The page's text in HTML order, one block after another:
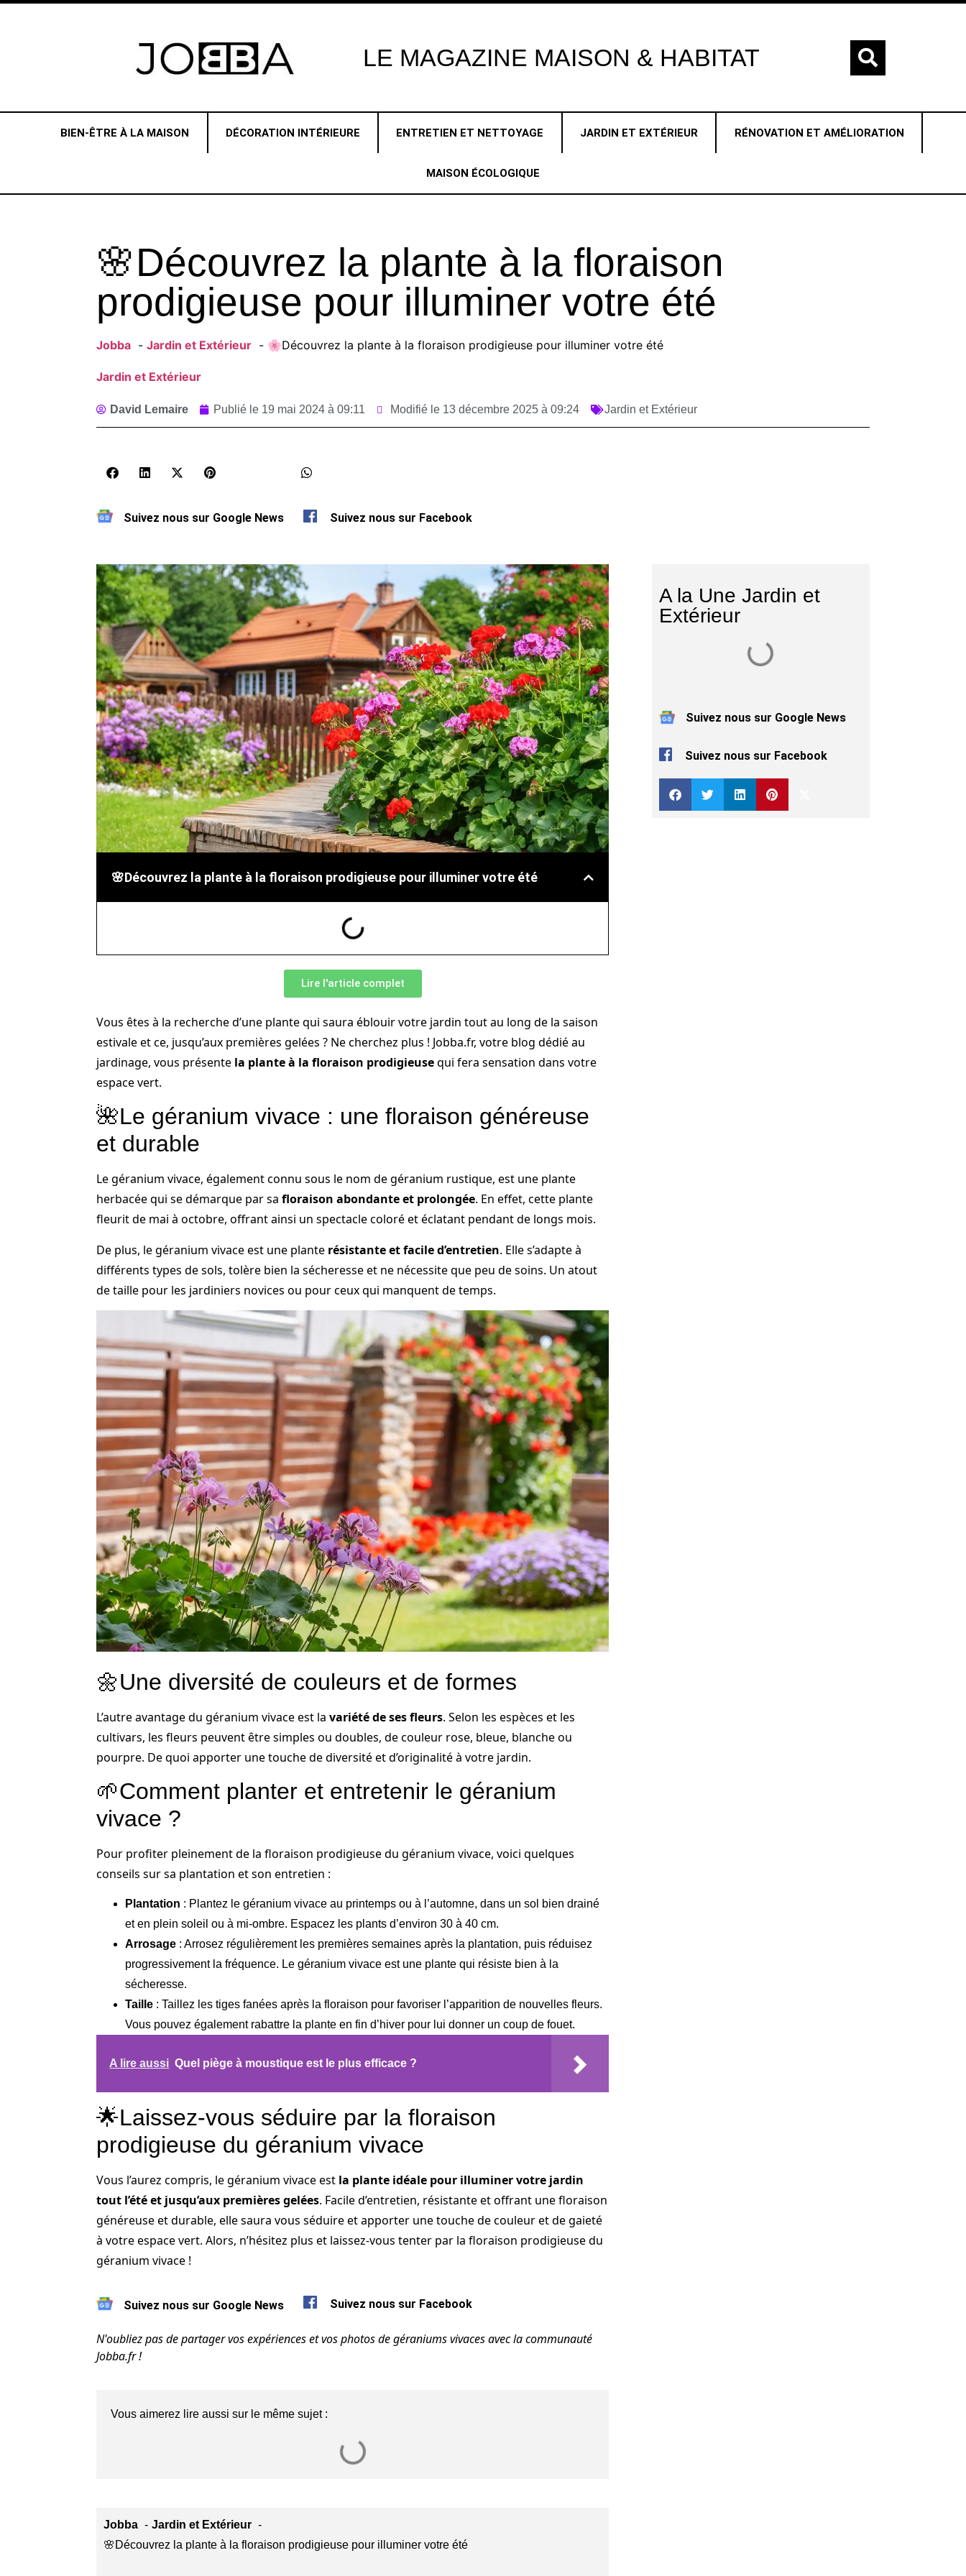
LE MAGAZINE MAISON & HABITAT
BIEN-ÊTRE À LA MAISON DÉCORATION INTÉRIEURE ENTRETIEN ET NETTOYAGE JARDIN ET EXTÉRIEUR RÉNOVATION ET AMÉLIORATION
MAISON ÉCOLOGIQUE
🌸Découvrez la plante à la floraison
prodigieuse pour illuminer votre été
Jobba Jardin et Extérieur 🌸Découvrez la plante à la floraison prodigieuse pour illuminer votre été
Jardin et Extérieur
David Lemaire Publié le 19 mai 2024 à 09:11 Modifié le 13 décembre 2025 à 09:24 Jardin et Extérieur
Suivez nous sur Google News Suivez nous sur Facebook
🌸Découvrez la plante à la floraison prodigieuse pour illuminer votre été
Lire l'article complet
Vous êtes à la recherche d’une plante qui saura éblouir votre jardin tout au long de la saison
estivale et ce, jusqu’aux premières gelées ? Ne cherchez plus ! Jobba.fr, votre blog dédié au
jardinage, vous présente la plante à la floraison prodigieusequi fera sensation dans votre
espace vert.
🌺Le géranium vivace : une floraison généreuse
et durable
Le géranium vivace, également connu sous le nom de géranium rustique, est une plante
herbacée qui se démarque par safloraison abondante et prolongée. En effet, cette plante
fleurit de mai à octobre, offrant ainsi un spectacle coloré et éclatant pendant de longs mois.
De plus, le géranium vivace est une plante résistante et facile d’entretien. Elle s’adapte à
différents types de sols, tolère bien la sécheresse et ne nécessite que peu de soins. Un atout
de taille pour les jardiniers novices ou pour ceux qui manquent de temps.
🌼Une diversité de couleurs et de formes
L’autre avantage du géranium vivace est lavariété de ses fleurs. Selon les espèces et les
cultivars, les fleurs peuvent être simples ou doubles, de couleur rose, bleue, blanche ou
pourpre. De quoi apporter une touche de diversité et d’originalité à votre jardin.
🌱Comment planter et entretenir le géranium
vivace ?
Pour profiter pleinement de la floraison prodigieuse du géranium vivace, voici quelques
conseils sur sa plantation et son entretien :
Plantation : Plantez le géranium vivace au printemps ou à l’automne, dans un sol bien drainé
et en plein soleil ou à mi-ombre. Espacez les plants d’environ 30 à 40 cm.
Arrosage : Arrosez régulièrement les premières semaines après la plantation, puis réduisez
progressivement la fréquence. Le géranium vivace est une plante qui résiste bien à la
sécheresse.
Taille : Taillez les tiges fanées après la floraison pour favoriser l’apparition de nouvelles fleurs.
Vous pouvez également rabattre la plante en fin d’hiver pour lui donner un coup de fouet.
A lire aussi Quel piège à moustique est le plus efficace ?
🌟Laissez-vous séduire par la floraison
prodigieuse du géranium vivace
Vous l’aurez compris, le géranium vivace est la plante idéale pour illuminer votre jardin
tout l’été et jusqu’aux premières gelées. Facile d’entretien, résistante et offrant une floraison
généreuse et durable, elle saura vous séduire et apporter une touche de couleur et de gaieté
à votre espace vert. Alors, n’hésitez plus et laissez-vous tenter par la floraison prodigieuse du
géranium vivace !
Suivez nous sur Google News Suivez nous sur Facebook
N'oubliez pas de partager vos expériences et vos photos de géraniums vivaces avec la communauté
Jobba.fr !
Vous aimerez lire aussi sur le même sujet :
Jobba
Jardin et Extérieur
🌸Découvrez la plante à la floraison prodigieuse pour illuminer votre été
A la Une Jardin et
Extérieur
Suivez nous sur Google News
Suivez nous sur Facebook